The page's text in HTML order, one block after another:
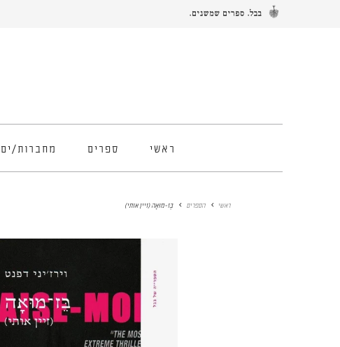
ראשי ספרים מחברות/ים
ראשי הספרים בֶּז-מוּאָה (זיין אותי)